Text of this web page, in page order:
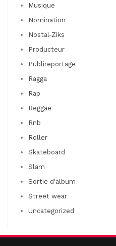
Musique
Nomination
Nostal-Ziks
Producteur
Publireportage
Ragga
Rap
Reggae
Rnb
Roller
Skateboard
Slam
Sortie d'album
Street wear
Uncategorized